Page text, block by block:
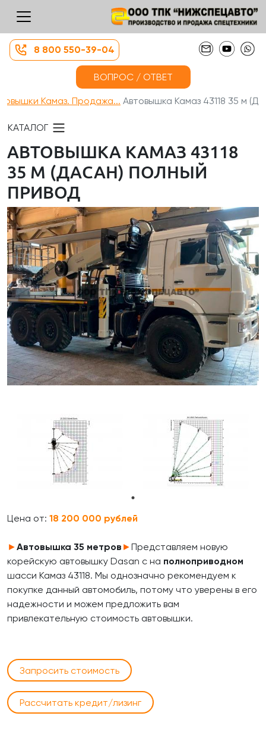
8 800 550-39-04
ВОПРОС / ОТВЕТ
Камаз. Продажа... Автовышка Камаз 43118 35 м (Д...
КАТАЛОГ
АВТОВЫШКА КАМАЗ 43118
35 М (ДАСАН) ПОЛНЫЙ
ПРИВОД
Цена от: 18 200 000 рублей
►Автовышка 35 метров ►Представляем новую
корейскую автовышку Dasan с на полноприводном
шасси Камаз 43118. Мы однозначно рекомендуем к
покупке данный автомобиль, потому что уверены в его
надежности и можем предложить вам
привлекательную стоимость автовышки.
Запросить стоимость
Рассчитать кредит/лизинг